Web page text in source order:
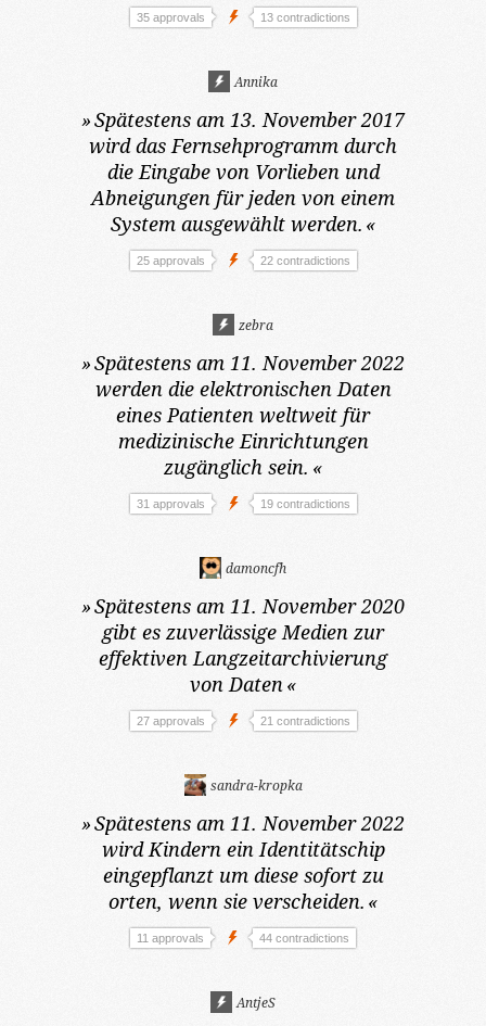
35 approvals 13 contradictions
Annika
»Spätestens am 13. November 2017
wird das Fernsehprogramm durch
die Eingabe von Vorlieben und
Abneigungen für jeden von einem
System ausgewählt werden. «
25 approvals 22 contradictions
zebra
»Spätestens am 11. November 2022
werden die elektronischen Daten
eines Patienten weltweit für
medizinische Einrichtungen
zugänglich sein. «
31 approvals 19 contradictions
damoncfh
»Spätestens am 11. November 2020
gibt es zuverlässige Medien zur
effektiven Langzeitarchivierung
von Daten«
27 approvals 21 contradictions
sandra-kropka
»Spätestens am 11. November 2022
wird Kindern ein Identitätschip
eingepflanzt um diese sofort zu
orten, wenn sie verscheiden. «
11 approvals 44 contradictions
AntjeS